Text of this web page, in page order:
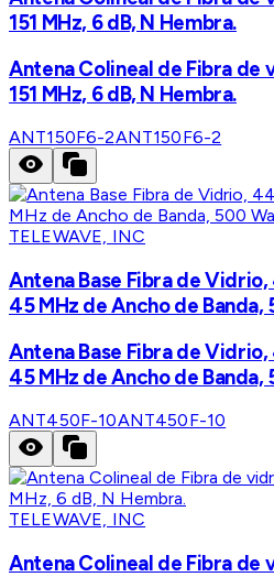
151 MHz, 6 dB, N Hembra.
Antena Colineal de Fibra de
151 MHz, 6 dB, N Hembra.
ANT150F6-2ANT150F6-2
TELEWAVE, INC
Antena Base Fibra de
45 MHz de Ancho de
Antena Base Fibra de
45 MHz de Ancho de
ANT450F-10ANT450F-10
TELEWAVE, INC
Antena Colineal de Fibra de